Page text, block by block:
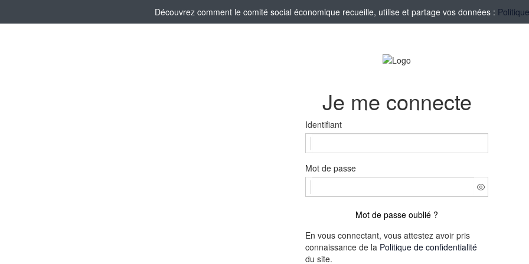
Découvrez comment le comité social économique recueille, utilise et partage vos données :
Je me connecte
Identifiant
Mot de passe
Mot de passe oublié ?
En vous connectant, vous attestez avoir pris
connaissance de la Politique de confidentialité
du site.